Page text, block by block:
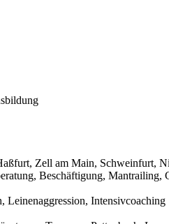
Zell am Main, Schweinfurt,
Beschäftigung, Mantrailing,
Leinenaggression, Intensivcoaching